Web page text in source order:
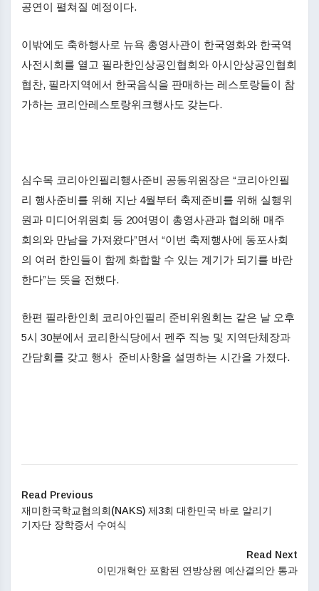
공연이 펼쳐질 예정이다.
이밖에도 축하행사로 뉴욕 총영사관이 한국영화와 한국역
사전시회를 열고 필라한인상공인협회와 아시안상공인협회
협찬, 필라지역에서 한국음식을 판매하는 레스토랑들이 참
가하는 코리안레스토랑위크행사도 갖는다.
심수목 코리아인필리행사준비 공동위원장은 “코리아인필
리 행사준비를 위해 지난 4월부터 축제준비를 위해 실행위
원과 미디어위원회 등 20여명이 총영사관과 협의해 매주
회의와 만남을 가져왔다”면서 “이번 축제행사에 동포사회
의 여러 한인들이 함께 화합할 수 있는 계기가 되기를 바란
한다”는 뜻을 전했다.
한편 필라한인회 코리아인필리 준비위원회는 같은 날 오후
5시 30분에서 코리한식당에서 펜주 직능 및 지역단체장과
간담회를 갖고 행사 준비사항을 설명하는 시간을 가졌다.
Read Previous
재미한국학교협의회(NAKS) 제3회 대한민국 바로 알리기
기자단 장학증서 수여식
Read Next
이민개혁안 포함된 연방상원 예산결의안 통과